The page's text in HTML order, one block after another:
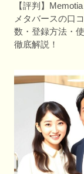
【評判】
メタバースの口
数・登録方法・
徹底解説！